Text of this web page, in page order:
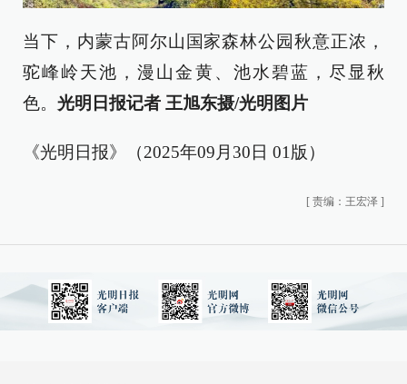
当下，内蒙古阿尔山国家森林公园秋意正浓，
驼峰岭天池，漫山金黄、池水碧蓝，尽显秋
色。 光明日报记者 王旭东摄/光明图片
《光明日报》（2025年09月30日 01版）
[ 责编：王宏泽 ]